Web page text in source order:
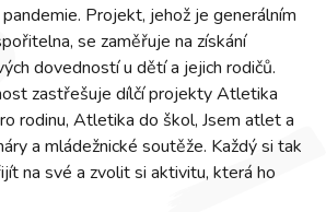
Projekt, jehož je generálním
se zaměřuje na získání
dovedností u dětí a jejich rodičů.
zastřešuje dílčí projekty Atletika
rodinu, Atletika do škol, Jsem atlet a
a mládežnické soutěže. Každý si tak
na své a zvolit si aktivitu, která ho